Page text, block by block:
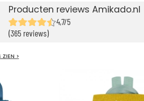
Producten reviews Amikado.nl
4,7/5
(365 reviews)
ZIEN >